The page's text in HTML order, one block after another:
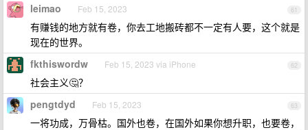
61
leimao Feb 15, 2023
有赚钱的地方就有卷，你去工地搬砖都不一定有人要，这个就是
现在的世界。
62
fkthiswordw Feb 15, 2023 via iPhone
社会主义🤔？
63
pengtdyd Feb 15, 2023
一将功成，万骨枯。国外也卷，在国外如果你想升职，也要卷，